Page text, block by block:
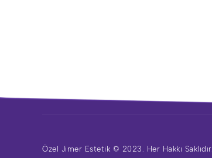
Özel Jimer Estetik © 2023. Her Hakkı Saklıdır.